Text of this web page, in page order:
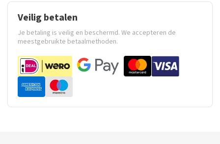
Veilig betalen
Je betaling is veilig en beschermd. We accepteren de
meestgebruikte betaalmethoden.